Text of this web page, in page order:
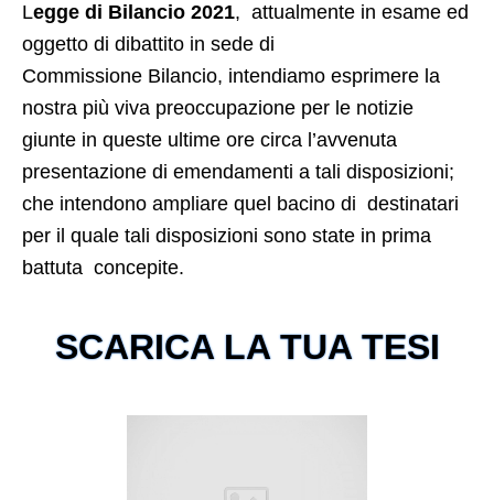
Legge di Bilancio 2021, attualmente in esame ed
oggetto di dibattito in sede di
Commissione Bilancio, intendiamo esprimere la
nostra più viva preoccupazione per le notizie
giunte in queste ultime ore circa l’avvenuta
presentazione di emendamenti a tali disposizioni;
che intendono ampliare quel bacino di destinatari
per il quale tali disposizioni sono state in prima
battuta concepite.
SCARICA LA TUA TESI